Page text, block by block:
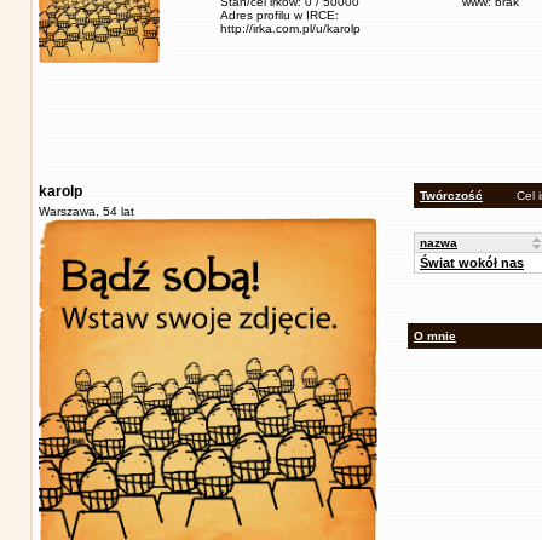
Adres profilu w IRCE:
http://irka.com.pl/u/karolp
karolp
Warszawa, 54 lat
Twórczość Cel
nazwa
Świat wokół nas
O mnie